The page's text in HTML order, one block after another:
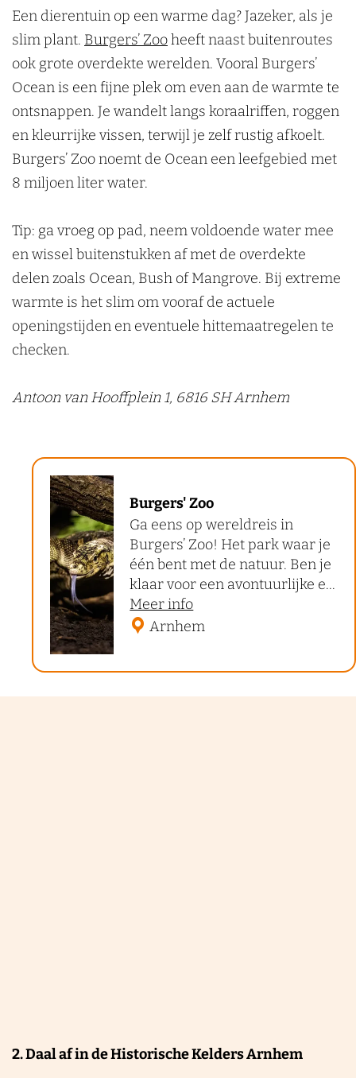
Een dierentuin op een warme dag? Jazeker, als je
slim plant. Burgers’ Zooheeft naast buitenroutes
ook grote overdekte werelden. Vooral Burgers’
Ocean is een fijne plek om even aan de warmte te
ontsnappen. Je wandelt langs koraalriffen, roggen
en kleurrijke vissen, terwijl je zelf rustig afkoelt.
Burgers’ Zoo noemt de Ocean een leefgebied met
8 miljoen liter water.
Tip: ga vroeg op pad, neem voldoende water mee
en wissel buitenstukken af met de overdekte
delen zoals Ocean, Bush of Mangrove. Bij extreme
warmte is het slim om vooraf de actuele
openingstijden en eventuele hittemaatregelen te
checken.
Antoon van Hooffplein 1, 6816 SH Arnhem
Burgers' Zoo
Ga eens op wereldreis in
Burgers’ Zoo! Het park waar je
één bent met de natuur. Ben je
klaar voor een avontuurlijke e...
Meer infoo
v
Arnhem
B
u
r
g
e
r
'
Z
o
2. Daal af in de Historische Kelders Arnhem